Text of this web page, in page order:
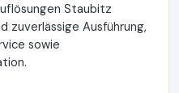
Staubitz
zuverlässige Ausführung,
sowie